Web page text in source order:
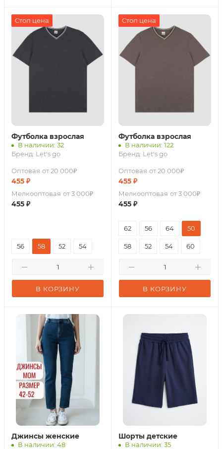
Стоп цена
Футболка взрослая
В наличии: 32
Бренд: Let's go
Оптовая от 20 000₽
455 ₽
Мелкооптовая от 3 000₽
455 ₽
В КОРЗИНУ
56 58 52 54
Стоп цена
Футболка взрослая
В наличии: 122
Бренд: Let's go
Оптовая от 20 000₽
455 ₽
Мелкооптовая от 3 000₽
455 ₽
В КОРЗИНУ
62 56 64 50
58 52 54 60
Джинсы женские
В наличии: 48
Шорты детские
В наличии: 35